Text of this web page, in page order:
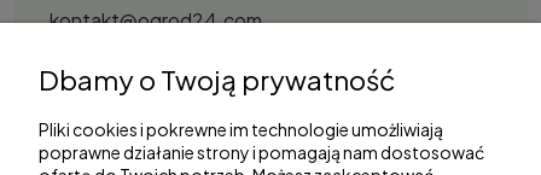
kontakt@ogrod24.com
Gorzowska 27, 66-530 Trzebicz
Dbamy o Twoją prywatność
Pliki cookies i pokrewne im technologie umożliwiają
poprawne działanie strony i pomagają nam dostosować